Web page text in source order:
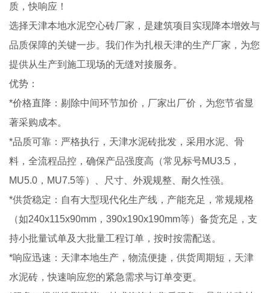
质，快响应！
选择天津本地水泥空心砖厂家，是建筑项目实现降本增效与
品质保障的关键一步。我们作为扎根天津的生产厂家，为您
提供从生产到施工现场的无缝对接服务。
优势：
*价格直降：剔除中间环节加价，厂家出厂价，为您节省显
著采购成本。
*品质可靠：严格执行，天津水泥砖批发，采用水泥、骨
料，全流程品控，确保产品强度高（常见标号MU3.5，
MU5.0，MU7.5等）、尺寸、外观规整、耐久性强。
*供货稳定：自有大型现代化生产线，产能充足，常规规格
（如240x115x90mm，390x190x190mm等）备货充足，支
持小批量试单及大批量工程订单，按时按需配送。
*响应迅速：天津本地生产，物流便捷，供货周期短，天津
水泥砖，快速响应您的紧急需求与订单变更。